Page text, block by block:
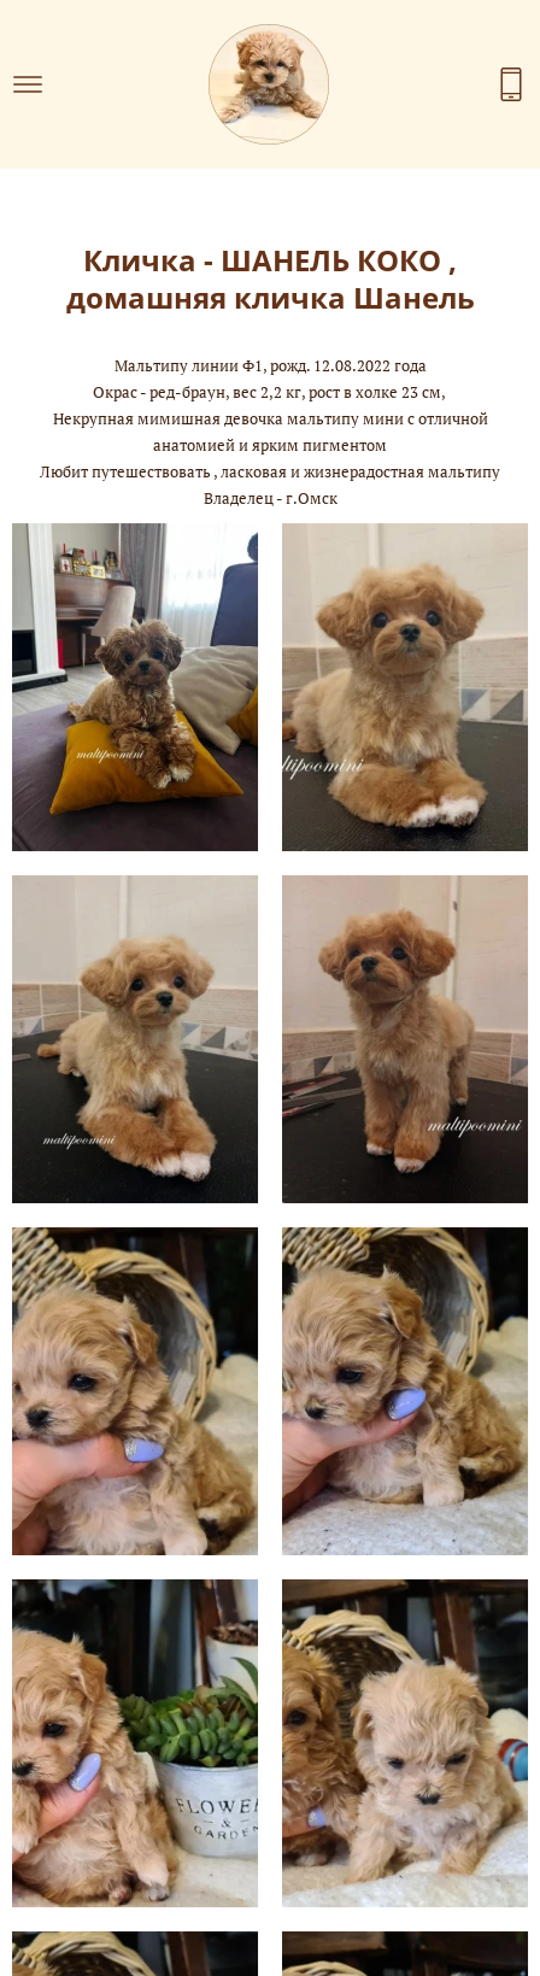
Кличка - ШАНЕЛЬ КОКО ,
домашняя кличка Шанель
Мальтипу линии Ф1, рожд. 12.08.2022 года
Окрас - ред-браун, вес 2,2 кг, рост в холке 23 см,
Некрупная мимишная девочка мальтипу мини с отличной
анатомией и ярким пигментом
Любит путешествовать , ласковая и жизнерадостная мальтипу
Владелец - г.Омск